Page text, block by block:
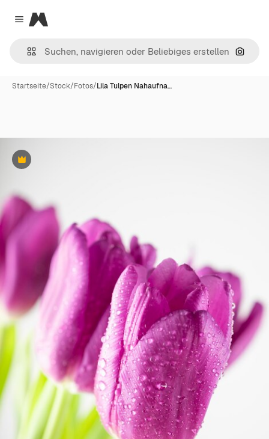
Close menu
Magnific
Nach
Startseite/Stock/Fotos/Lila Tulpen Nahaufna…
Premium